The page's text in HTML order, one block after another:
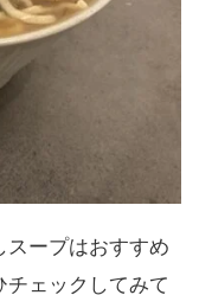
スープはおすすめ
ェックしてみて